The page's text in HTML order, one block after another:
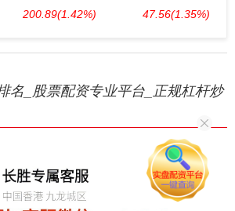
200.89(1.42%) 47.56(1.35%)
名_股票配资专业平台_正规杠杆炒